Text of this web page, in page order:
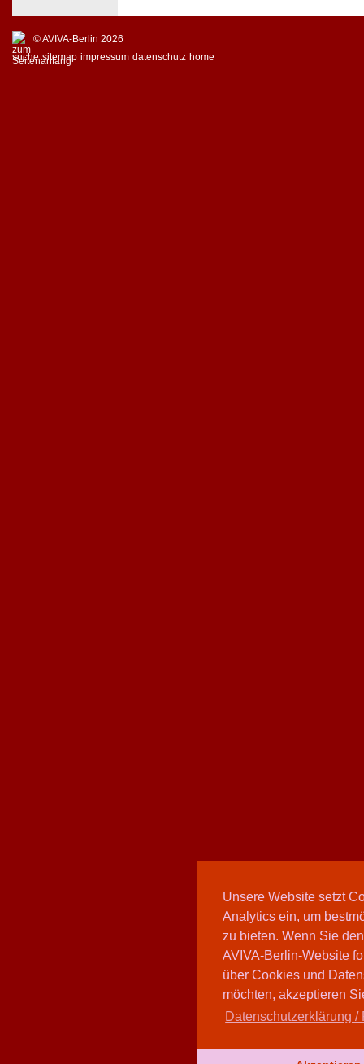
Unsere Website setzt
Analytics ein, um
zu bieten. Wenn Sie
AVIVA-Berlin-Website
über Cookies und
möchten, akzeptieren
Datenschutzerklärung /
© AVIVA-Berlin 2026
suche sitemap impressum datenschutz home